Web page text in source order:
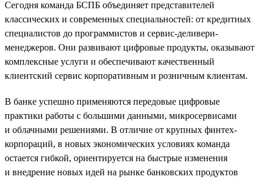
Сегодня команда БСПБ объединяет представителей
классических и современных специальностей: от кредитных
специалистов до программистов и сервис-деливери-
менеджеров. Они развивают цифровые продукты, оказывают
комплексные услуги и обеспечивают качественный
клиентский сервис корпоративным и розничным клиентам.
В банке успешно применяются передовые цифровые
практики работы с большими данными, микросервисами
и облачными решениями. В отличие от крупных финтех-
корпораций, в новых экономических условиях команда
остается гибкой, ориентируется на быстрые изменения
и внедрение новых идей на рынке банковских продуктов